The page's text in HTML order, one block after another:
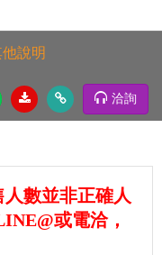
說明
洽詢
數並非正確人
或電洽，